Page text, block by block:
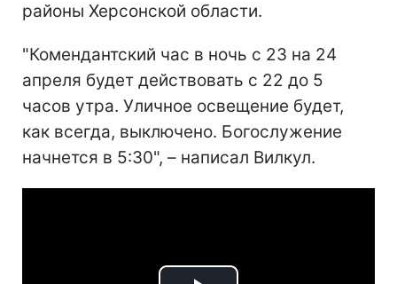
районы Херсонской области.
"Комендантский час в ночь с 23 на 24
апреля будет действовать с 22 до 5
часов утра. Уличное освещение будет,
как всегда, выключено. Богослужение
начнется в 5:30", – написал Вилкул.